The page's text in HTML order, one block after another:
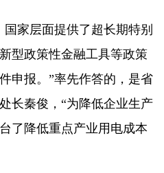
家层面提供了超长期特别
型政策性金融工具等政策
申报。”率先作答的，是省
长秦俊，“为降低企业生产
了降低重点产业用电成本